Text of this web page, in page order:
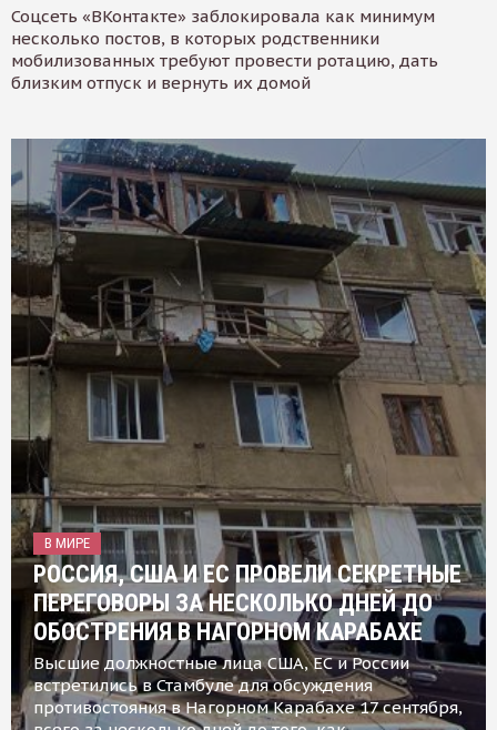
Соцсеть «ВКонтакте» заблокировала как минимум
несколько постов, в которых родственники
мобилизованных требуют провести ротацию, дать
близким отпуск и вернуть их домой
В МИРЕ
РОССИЯ, США И ЕС ПРОВЕЛИ СЕКРЕТНЫЕ
ПЕРЕГОВОРЫ ЗА НЕСКОЛЬКО ДНЕЙ ДО
ОБОСТРЕНИЯ В НАГОРНОМ КАРАБАХЕ
Высшие должностные лица США, ЕС и России
встретились в Стамбуле для обсуждения
противостояния в Нагорном Карабахе 17 сентября,